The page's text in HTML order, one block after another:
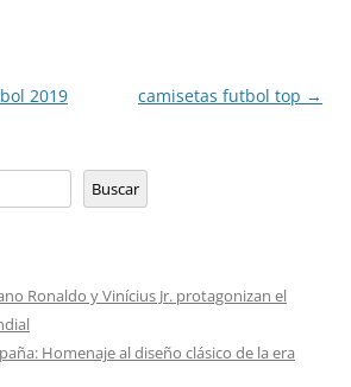
2019 camisetas futbol top →
Buscar
Ronaldo y Vinícius Jr. protagonizan el
Homenaje al diseño clásico de la era